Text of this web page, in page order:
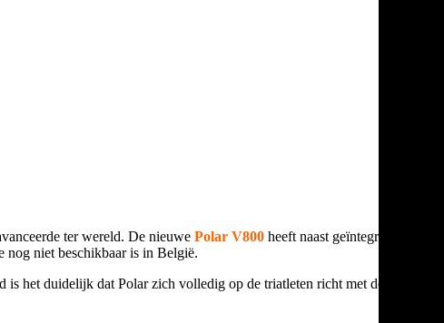
ter wereld. De nieuwe Polar V800 heeft naast geïntegreerde
nog niet beschikbaar is in België.
is het duidelijk dat Polar zich volledig op de triatleten richt met deze